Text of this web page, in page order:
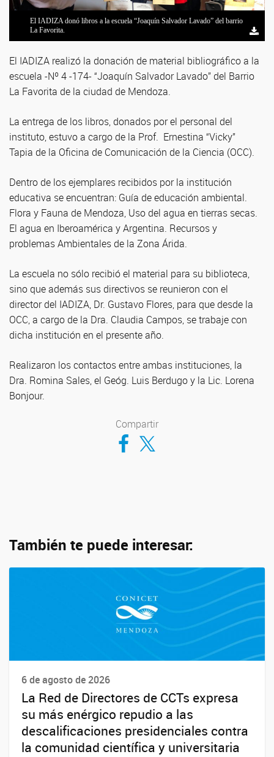
El IADIZA donó libros a la escuela “Joaquín Salvador Lavado” del barrio
La Favorita.
El IADIZA realizó la donación de material bibliográfico a la
escuela -Nº 4 -174- “Joaquín Salvador Lavado” del Barrio
La Favorita de la ciudad de Mendoza.
La entrega de los libros, donados por el personal del
instituto, estuvo a cargo de la Prof. Ernestina “Vicky”
Tapia de la Oficina de Comunicación de la Ciencia (OCC).
Dentro de los ejemplares recibidos por la institución
educativa se encuentran: Guía de educación ambiental.
Flora y Fauna de Mendoza, Uso del agua en tierras secas.
El agua en Iberoamérica y Argentina. Recursos y
problemas Ambientales de la Zona Árida.
La escuela no sólo recibió el material para su biblioteca,
sino que además sus directivos se reunieron con el
director del IADIZA, Dr. Gustavo Flores, para que desde la
OCC, a cargo de la Dra. Claudia Campos, se trabaje con
dicha institución en el presente año.
Realizaron los contactos entre ambas instituciones, la
Dra. Romina Sales, el Geóg. Luis Berdugo y la Lic. Lorena
Bonjour.
Compartir
Compartir en Facebook
Compartir en Twitter
También te puede interesar:
6 de agosto de 2026
La Red de Directores de CCTs expresa
su más enérgico repudio a las
descalificaciones presidenciales contra
la comunidad científica y universitaria